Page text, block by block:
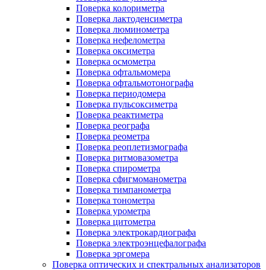
Поверка колориметра
Поверка лактоденсиметра
Поверка люминометра
Поверка нефелометра
Поверка оксиметра
Поверка осмометра
Поверка офтальмомера
Поверка офтальмотонографа
Поверка периодомера
Поверка пульсоксиметра
Поверка реактиметра
Поверка реографа
Поверка реометра
Поверка реоплетизмографа
Поверка ритмовазометра
Поверка спирометра
Поверка сфигмоманометра
Поверка тимпанометра
Поверка тонометра
Поверка урометра
Поверка цитометра
Поверка электрокардиографа
Поверка электроэнцефалографа
Поверка эргомера
Поверка оптических и спектральных анализаторов